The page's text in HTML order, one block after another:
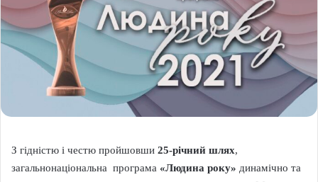
З гідністю і честю пройшовши 25-річний шлях,
загальнонаціональна програма «Людина року» динамічно та